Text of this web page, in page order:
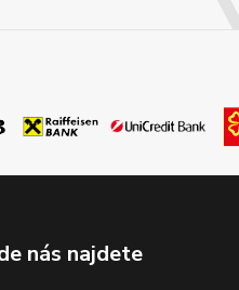
nás najdete